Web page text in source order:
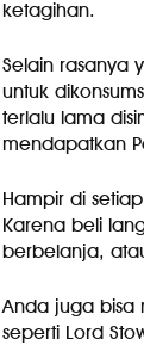
ketagihan.
Selain rasanya
untuk
terlalu lama
mendapatkan
Hampir di
Karena beli
berbelanja,
Anda juga bisa
seperti Lord